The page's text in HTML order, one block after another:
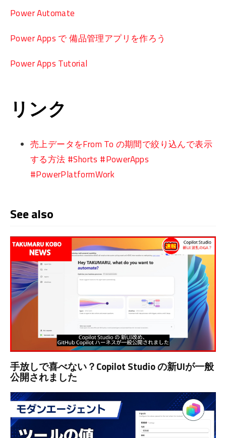
Power Automate
Power Apps で 備品管理アプリを作ろう
Power Apps Tutorial
リンク
売上データをFrom To の期間で絞り込んで表示
する方法 #Shorts #PowerApps
#PowerPlatformWork
See also
手放しで喜べない？Copilot Studio の新UIが一般
公開されました